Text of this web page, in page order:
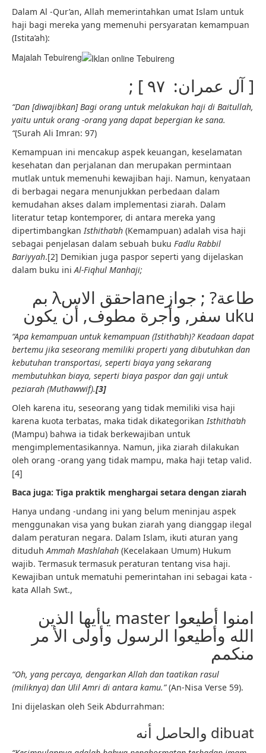
Dalam Al -Qur’an, Allah memerintahkan umat Islam untuk
haji bagi mereka yang memenuhi persyaratan kemampuan
(Istita’ah):
Majalah Tebuireng
; [ آل عمران: ٩٧ ]
“Dan [diwajibkan] Bagi orang untuk melakukan haji di Baitullah,
yaitu untuk orang -orang yang dapat bepergian ke sana.
“(Surah Ali Imran: 97)
Kemampuan ini mencakup aspek keuangan, keselamatan
kesehatan dan perjalanan dan merupakan permintaan
mutlak untuk memenuhi kewajiban haji. Namun, kenyataan
di berbagai negara menunjukkan perbedaan dalam
kemudahan akses dalam implementasi ziarah. Dalam
literatur tetap kontemporer, di antara mereka yang
dipertimbangkanIsthitha’ah (Kemampuan) adalah visa haji
sebagai penjelasan dalam sebuah buku Fadlu Rabbil
Bariyyah.[2] Demikian juga paspor seperti yang dijelaskan
dalam buku iniAl-Fiqhul Manhaji;
بم λحقق الاسlaneطاعة? ; جواز
سفر, وأجرة مطوف, أن يكون uku
“Apa kemampuan untuk kemampuan (Istitha’ah)? Keadaan dapat
bertemu jika seseorang memiliki properti yang dibutuhkan dan
kebutuhan transportasi, seperti biaya yang sekarang
membutuhkan biaya, seperti biaya paspor dan gaji untuk
peziarah (Muthawwif).[3]
Oleh karena itu, seseorang yang tidak memiliki visa haji
karena kuota terbatas, maka tidak dikategorikanIsthitha’ah
(Mampu) bahwa ia tidak berkewajiban untuk
mengimplementasikannya. Namun, jika ziarah dilakukan
oleh orang -orang yang tidak mampu, maka haji tetap valid.
[4]
Baca juga: Tiga praktik menghargai setara dengan ziarah
Hanya undang -undang ini yang belum meninjau aspek
menggunakan visa yang bukan ziarah yang dianggap ilegal
dalam peraturan negara. Dalam Islam, ikuti aturan yang
dituduhAmmah Mashlahah (Kecelakaan Umum) Hukum
wajib. Termasuk termasuk peraturan tentang visa haji.
Kewajiban untuk mematuhi pemerintahan ini sebagai kata -
kata Allah Swt.,
ياأيها الذين master امنوا أطيعوا
الله وأطيعوا الرسول وأولى الأ مر
منكمم
“Oh, yang percaya, dengarkan Allah dan taatikan rasul
(miliknya) dan Ulil Amri di antara kamu.”(An-Nisa Verse 59).
Ini dijelaskan oleh Seik Abdurrahman:
والحاصل أنه dibuat